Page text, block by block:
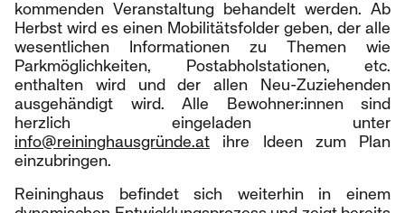
kommenden Veranstaltung behandelt werden. Ab
Herbst wird es einen Mobilitätsfolder geben, der alle
wesentlichen Informationen zu Themen wie
Parkmöglichkeiten, Postabholstationen, etc.
enthalten wird und der allen Neu-Zuziehenden
ausgehändigt wird. Alle Bewohner:innen sind
herzlich eingeladen unter
info@reininghausgründe.at ihre Ideen zum Plan
einzubringen.
Reininghaus befindet sich weiterhin in einem